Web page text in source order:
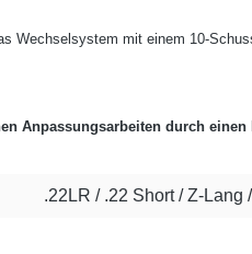
Wechselsystem mit einem 10-
Anpassungsarbeiten durch
.22LR / .22 Short / Z-Lang